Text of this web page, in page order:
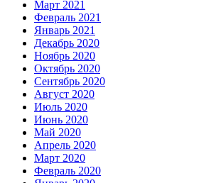
Март 2021
Февраль 2021
Январь 2021
Декабрь 2020
Ноябрь 2020
Октябрь 2020
Сентябрь 2020
Август 2020
Июль 2020
Июнь 2020
Май 2020
Апрель 2020
Март 2020
Февраль 2020